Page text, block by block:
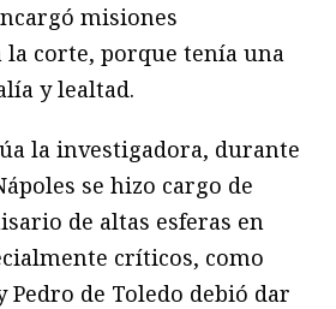
misiones
la corte, porque tenía una
y lealtad.
la investigadora, durante
se hizo cargo de
de altas esferas en
críticos, como
de Toledo debió dar